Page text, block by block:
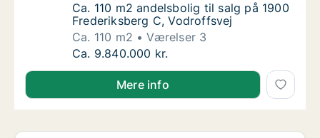
Ca. 110 m2 andelsbolig til salg på 1900
Ca. 110 m2 andelsbolig til salg på 1900
Frederiksberg C, Vodroffsvej
Ca. 110 m2
Værelser 3
Ca. 110 m2 andelsbolig til salg på 1900
Ca. 9.840.000 kr.
Mere info